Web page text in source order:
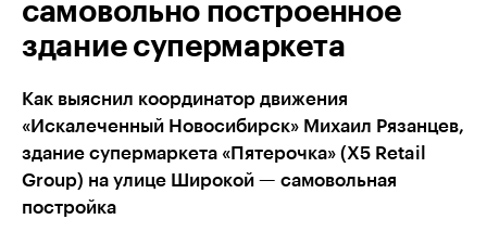
самовольно построенное
здание супермаркета
Как выяснил координатор движения
«Искалеченный Новосибирск» Михаил Рязанцев,
здание супермаркета «Пятерочка» (X5 Retail
Group) на улице Широкой — самовольная
постройка